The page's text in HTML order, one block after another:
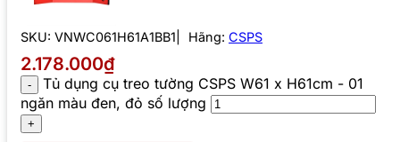
SKU: VNWC061H61A1BB1 Hãng: CSPS
2.178.000₫
Tủ dụng cụ treo tường CSPS W61 x H61cm - 01
ngăn màu đen, đỏ số lượng